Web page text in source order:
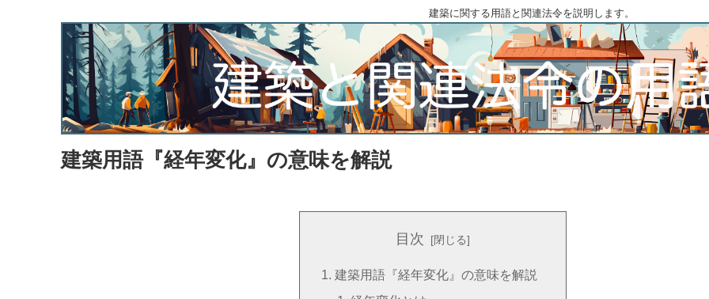
建築に関する用語と関連法令を説明します。
建築用語『経年変化』の意味を解説
目次
建築用語『経年変化』の意味を解説